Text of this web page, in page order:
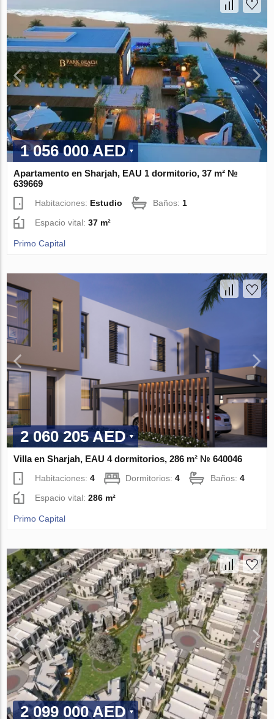
1 056 000 AED
Apartamento en Sharjah, EAU 1 dormitorio, 37 m² №
639669
Habitaciones: Estudio Baños:1
Espacio vital:37 m²
Primo Capital
2 060 205 AED
Villa en Sharjah, EAU 4 dormitorios, 286 m² № 640046
Habitaciones:4 Dormitorios:4 Baños:4
Espacio vital:286 m²
Primo Capital
2 099 000 AED